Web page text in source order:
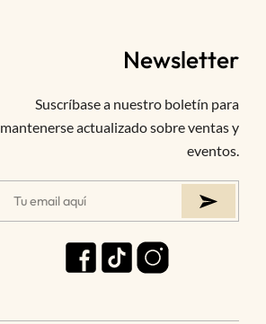
Newsletter
Suscríbase a nuestro boletín para
mantenerse actualizado sobre ventas y
eventos.